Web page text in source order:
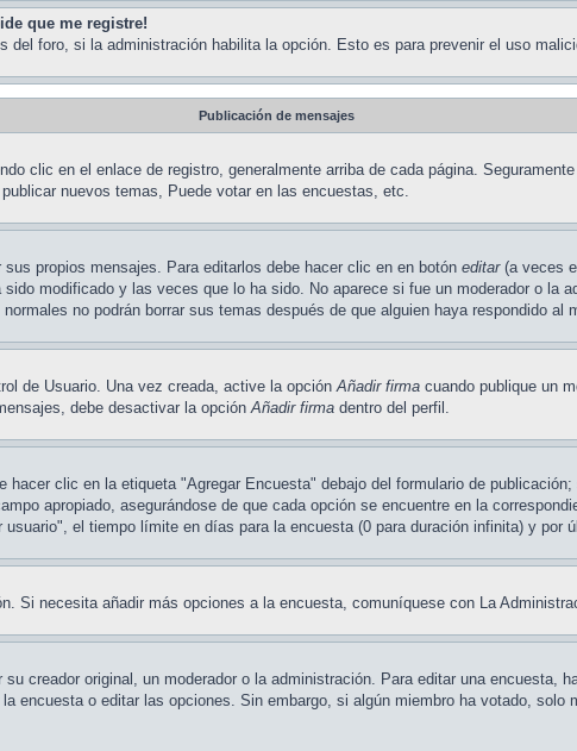
que me registre!
foro, si la administración habilita la opción. Esto es para prevenir el uso
Publicación de mensajes
clic en el enlace de registro, generalmente arriba de cada página.
nuevos temas, Puede votar en las encuestas, etc.
propios mensajes. Para editarlos debe hacer clic en en botón editar(a veces
modificado y las veces que lo ha sido. No aparece si fue un moderador o la
no podrán borrar sus temas después de que alguien haya respondido al
de Usuario. Una vez creada, active la opciónAñadir firma cuando publique un
debe desactivar la opciónAñadir firma dentro del perfil.
clic en la etiqueta "Agregar Encuesta" debajo del formulario de
apropiado, asegurándose de que cada opción se encuentre en la
el tiempo límite en días para la encuesta (0 para duración infinita) y por
Si necesita añadir más opciones a la encuesta, comuníquese con La
creador original, un moderador o la administración. Para editar una encuesta,
encuesta o editar las opciones. Sin embargo, si algún miembro ha votado, solo